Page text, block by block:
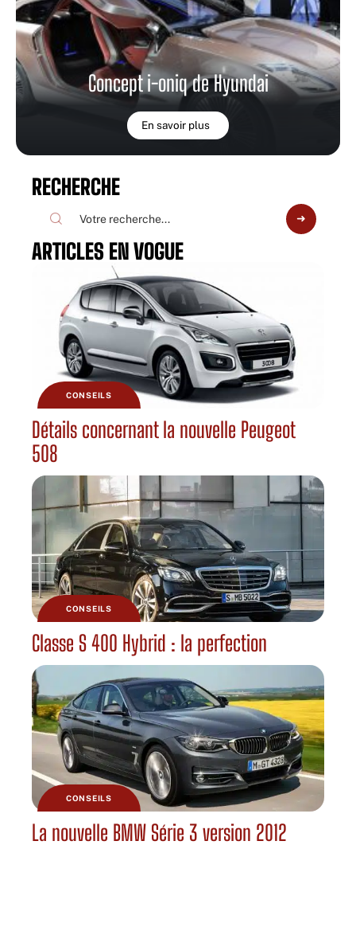
Concept i-oniq de Hyundai
En savoir plus
RECHERCHE
ARTICLES EN VOGUE
CONSEILS
Détails concernant la nouvelle Peugeot
508
CONSEILS
Classe S 400 Hybrid : la perfection
CONSEILS
La nouvelle BMW Série 3 version 2012